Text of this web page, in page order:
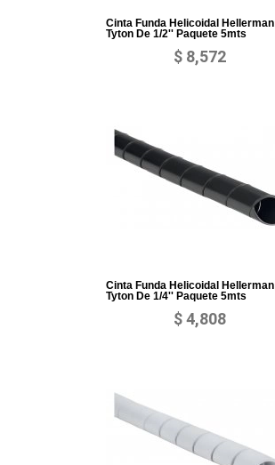
Cinta Funda Helicoidal Hellerman
Tyton De 1/2'' Paquete 5mts
$ 8,572
Cinta Funda Helicoidal Hellerman
Tyton De 1/4'' Paquete 5mts
$ 4,808